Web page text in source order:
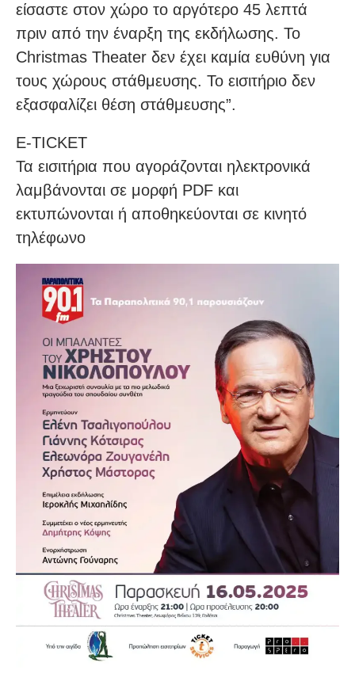
είσαστε στον χώρο το αργότερο 45 λεπτά
πριν από την έναρξη της εκδήλωσης. Το
Christmas Theater δεν έχει καμία ευθύνη για
τους χώρους στάθμευσης. Το εισιτήριο δεν
εξασφαλίζει θέση στάθμευσης”.
E-TICKET
Τα εισιτήρια που αγοράζονται ηλεκτρονικά
λαμβάνονται σε μορφή PDF και
εκτυπώνονται ή αποθηκεύονται σε κινητό
τηλέφωνο